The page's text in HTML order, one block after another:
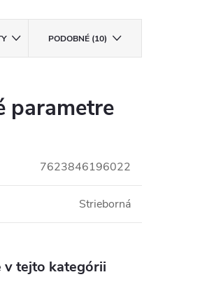
PODOBNÉ (10)
parametre
7623846196022
Strieborná
v tejto kategórii